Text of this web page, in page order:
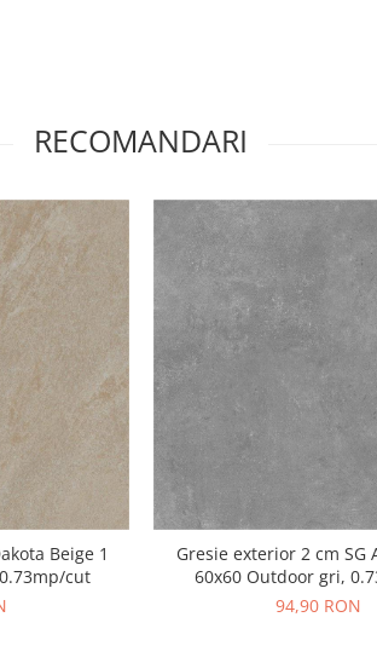
RECOMANDARI
Beige 1
cut
Gresie exterior 2 cm SG
60x60 Outdoor gri,
94,90 RON